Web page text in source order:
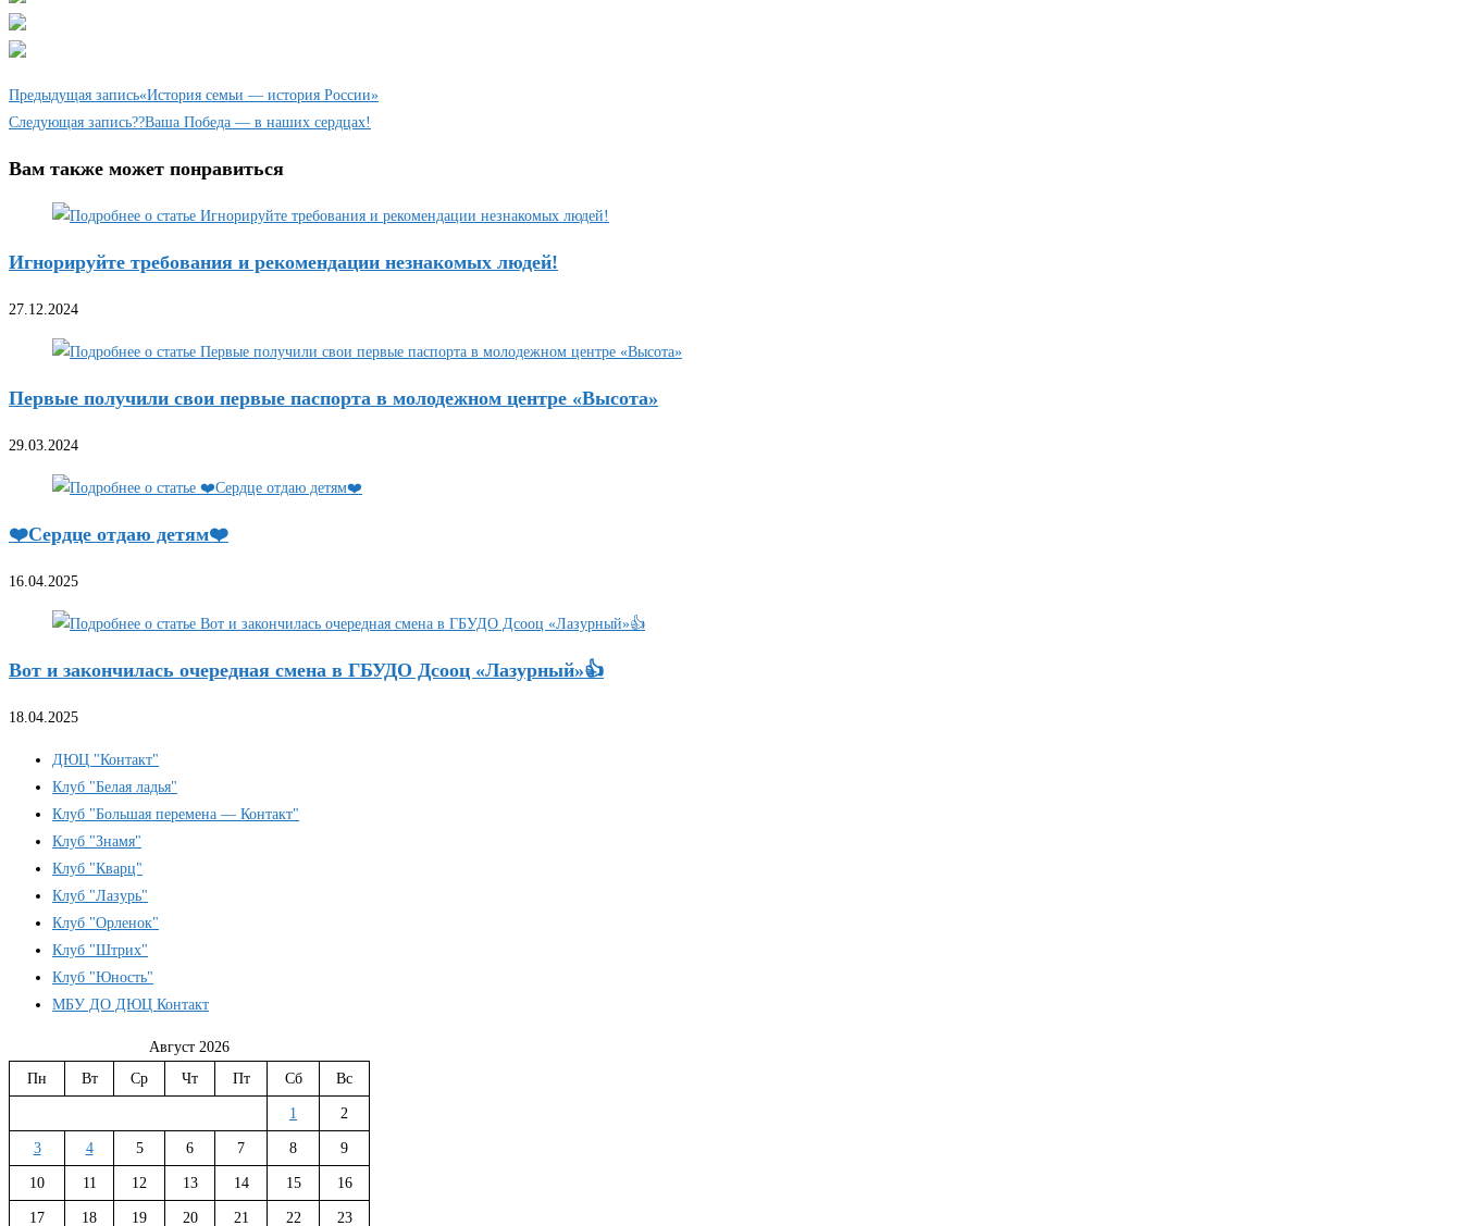
Еще
статьи
Предыдущая запись«История семьи — история России»
Следующая запись??Ваша Победа — в наших сердцах!
Вам также может понравиться
Игнорируйте требования и рекомендации незнакомых людей!
27.12.2024
Первые получили свои первые паспорта в молодежном центре «Высота»
29.03.2024
❤️Сердце отдаю детям❤️
16.04.2025
Вот и закончилась очередная смена в ГБУДО Дсооц «Лазурный»👍
18.04.2025
ДЮЦ "Контакт"
Клуб "Белая ладья"
Клуб "Большая перемена — Контакт"
Клуб "Знамя"
Клуб "Кварц"
Клуб "Лазурь"
Клуб "Орленок"
Клуб "Штрих"
Клуб "Юность"
МБУ ДО ДЮЦ Контакт
Август 2026
Пн
Вт Ср Чт Пт Сб Вс
1 2
3 4 5 6 7 8 9
10 11 12 13 14 15 16
17 18 19 20 21 22 23